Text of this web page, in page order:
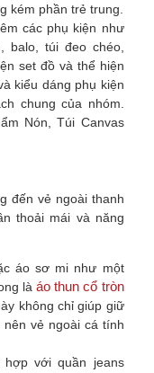
kém phần trẻ trung.
các phụ kiện như
balo, túi đeo chéo,
set đồ và thể hiện
kiểu dáng phụ kiện
chung của nhóm.
Nón, Túi Canvas
đến vẻ ngoài thanh
thoải mái và năng
áo sơ mi như một
làáo thun cổ tròn
không chỉ giúp giữ
vẻ ngoài cá tính
hợp với quần jeans